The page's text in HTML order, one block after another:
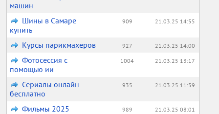
машин
Шины в Самаре
купить
909 21.03.25 14:55
Курсы парикмахеров 927 21.03.25 14:00
Фотосессия с
помощью ии
1004 21.03.25 13:17
Сериалы онлайн
бесплатно
935 21.03.25 11:59
Фильмы 2025 989 21.03.25 08:01